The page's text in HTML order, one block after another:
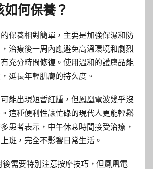
如何保養？
保養相對簡單，主要是加強保濕和防
治療後一周內應避免高溫環境和劇烈
充分時間修復。使用溫和的護膚品能
延長年輕肌膚的持久度。
能出現短暫紅腫，但鳳凰電波幾乎沒
這種便利性讓忙碌的現代人更能輕鬆
患者表示，中午休息時間接受治療，
班，完全不影響日常生活。
後需要特別注意按摩技巧，但鳳凰電